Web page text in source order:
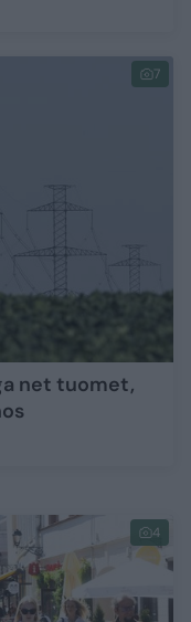
7
net tuomet,
4